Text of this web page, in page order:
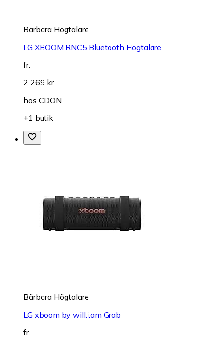
Bärbara Högtalare
LG XBOOM RNC5 Bluetooth Högtalare
fr.
2 269 kr
hos CDON
+1 butik
Bärbara Högtalare
LG xboom by will.i.am Grab
fr.